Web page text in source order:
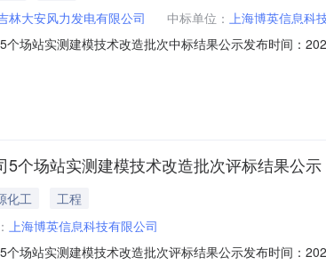
林大安风力发电有限公司 中标单位： 上海博英信息科
场站实测建模技术改造批次中标结果公示发布时间：
电有限公司、华电吉林双辽风力发电有限公司、华电新
个场站实测建模技术改造批次评标结果公示
化工
工程
上海博英信息科技有限公司
场站实测建模技术改造批次评标结果公示发布时间：